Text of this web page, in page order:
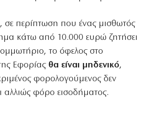
σε περίπτωση που ένας μισθωτός
κάτω από 10.000 ευρώ ζητήσει
το όφελος στο
Εφορίαςθα είναι μηδενικό,
φορολογούμενος δεν
αλλιώς φόρο εισοδήματος.